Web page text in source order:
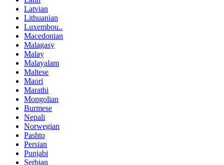
Latvian
Lithuanian
Luxembou..
Macedonian
Malagasy
Malay
Malayalam
Maltese
Maori
Marathi
Mongolian
Burmese
Nepali
Norwegian
Pashto
Persian
Punjabi
Serbian